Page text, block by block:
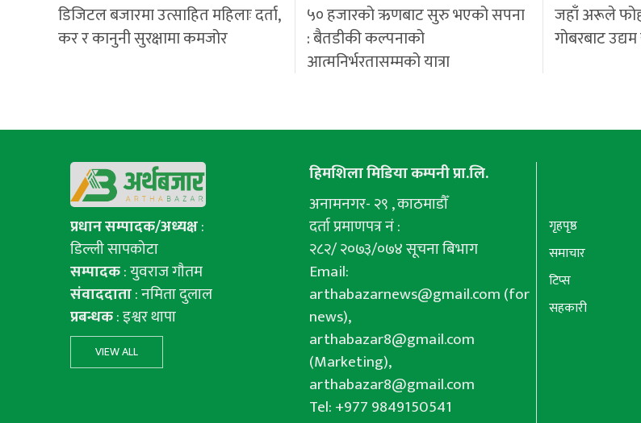
डिजिटल बजारमा उत्साहित महिलाः दर्ता,
कर र कानुनी सुरक्षामा कमजोर
५० हजारको ऋणबाट सुरु भएको सपना
: बैतडीकी कल्पनाको
आत्मनिर्भरतासम्मको यात्रा
जहाँ अरूले
गोबरबाट उद्यम
प्रधान सम्पादक/अध्यक्ष:
डिल्ली सापकोटा
सम्पादक: युवराज गाैतम
संवाददाता: नमिता दुलाल
प्रबन्धक: इश्वर थापा
VIEW ALL
हिमशिला मिडिया कम्पनी प्रा.लि.
अनामनगर- २९ , काठमाडौँ
दर्ता प्रमाणपत्र नं :
२८२/ २०७३/०७४ सूचना बिभाग
Email:
arthabazarnews@gmail.com(for
news),
arthabazar8@gmail.com
(Marketing),
arthabazar8@gmail.com
Tel: +977 9849150541
गृहपृष्ठ
समाचार
टिप्स
सहकारी